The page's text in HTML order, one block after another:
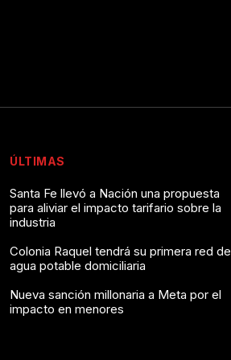
ÚLTIMAS
Santa Fe llevó a Nación una propuesta
para aliviar el impacto tarifario sobre la
industria
Colonia Raquel tendrá su primera red de
agua potable domiciliaria
Nueva sanción millonaria a Meta por el
impacto en menores